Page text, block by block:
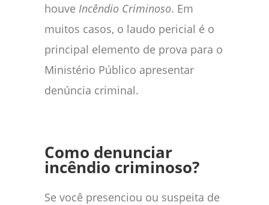
houve Incêndio Criminoso. Em
muitos casos, o laudo pericial é o
principal elemento de prova para o
Ministério Público apresentar
denúncia criminal.
Como denunciar
incêndio criminoso?
Se você presenciou ou suspeita de